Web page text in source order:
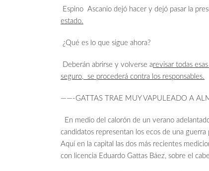
Espino Ascanio dejó hacer y dejó pasar la
estado.
¿Qué es lo que sigue ahora?
Deberán abrirse y volverse arevisar todas
seguro, se procederá contra los responsables.
——-GATTAS TRAE MUY VAPULEADO A
En medio del calorón de un verano
candidatos representan los ecos de una
Aquí en la capital las dos más recientes
con licencia Eduardo Gattas Báez, sobre el